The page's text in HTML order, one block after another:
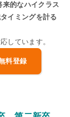
的なハイクラス
イミングを計る
しています。
料登録